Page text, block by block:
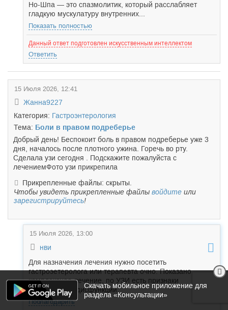
Но-Шпа — это спазмолитик, который расслабляет
гладкую мускулатуру внутренних...
Показать полностью
Данный ответ подготовлен искусственным интеллектом
Ответить
15 Июля 2026, 12:41
Жанна9227
Категория: Гастроэнтерология
Тема: Боли в правом подреберье
Добрый день! Беспокоит боль в правом подреберье уже 3
дня, началось после плотного ужина. Горечь во рту.
Сделала узи сегодня . Подскажите пожалуйста с
лечениемФото узи прикрепила
Прикрепленные файлы: скрыты.
Чтобы увидеть прикрепленные файлы войдите или
зарегистрируйтесь!
15 Июля 2026, 13:00
нви
Для назначения лечения нужно посетить
гастроэетеролога или терапевта очно. Показано
комплексное лечение, по УЗИ есть признаки
воспаления и дисфункции.
Поблагодарить
Скачать мобильное приложение для
раздела «Консультации»